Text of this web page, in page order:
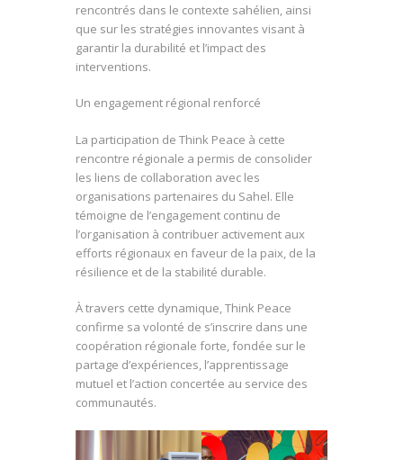
rencontrés dans le contexte sahélien, ainsi
que sur les stratégies innovantes visant à
garantir la durabilité et l’impact des
interventions.
Un engagement régional renforcé
La participation de Think Peace à cette
rencontre régionale a permis de consolider
les liens de collaboration avec les
organisations partenaires du Sahel. Elle
témoigne de l’engagement continu de
l’organisation à contribuer activement aux
efforts régionaux en faveur de la paix, de la
résilience et de la stabilité durable.
À travers cette dynamique, Think Peace
confirme sa volonté de s’inscrire dans une
coopération régionale forte, fondée sur le
partage d’expériences, l’apprentissage
mutuel et l’action concertée au service des
communautés.